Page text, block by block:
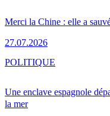
Merci la Chine : elle a
27.07.2026
Une enclave espagnole
la mer
POLITIQUE